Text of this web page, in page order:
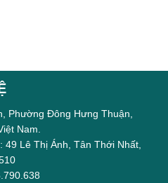
Phường Đông Hưng Thuận,
Nam.
Lê Thị Ánh, Tân Thới Nhất,